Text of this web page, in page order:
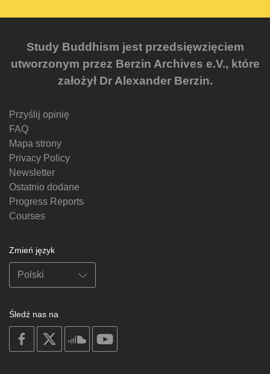
Study Buddhism jest przedsięwzięciem
utworzonym przez Berzin Archives e.V., które
założył Dr Alexander Berzin.
Przyślij opinię
FAQ
Mapa strony
Privacy Policy
Newsletter
Ostatnio dodane
Progress Reports
Courses
Zmień język
Śledź nas na
on
facebook
soundcloud